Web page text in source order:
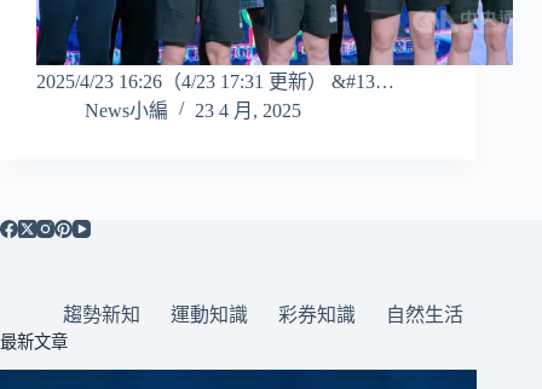
2025/4/23 16:26（4/23 17:31 更新） &#13…
News小編
23 4 月, 2025
趨勢新知 運動知識 彩券知識 自然生活
最新文章